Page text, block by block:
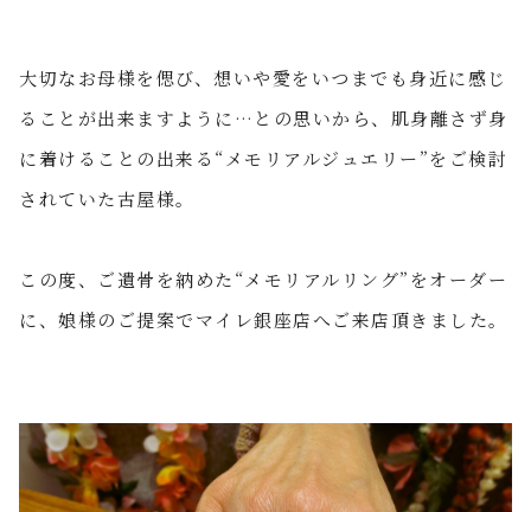
大切なお母様を偲び、想いや愛をいつまでも身近に感じ
ることが出来ますように…との思いから、肌身離さず身
に着けることの出来る“メモリアルジュエリー”をご検討
されていた古屋様。
この度、ご遺骨を納めた“メモリアルリング”をオーダー
に、娘様のご提案でマイレ銀座店へご来店頂きました。